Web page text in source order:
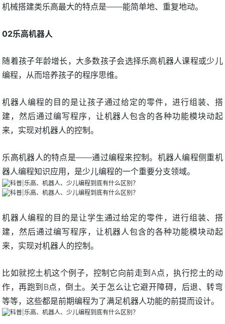
机械搭建类乐高最大的特点是——能简单地、重复地动。
02乐高机器人
随着孩子年龄增长，大多数孩子会选择乐高机器人课程或少儿
编程，从而培养孩子的程序思维。
机器人编程的目的是让孩子通过给定的零件，进行组装、搭
建，然后通过编写程序，让机器人包含的各种功能模块动起
来，实现对机器人的控制。
乐高机器人的特点是——通过编程来控制。机器人编程侧重机
器人编程知识应用，是少儿编程的一个重要分支领域。
机器人编程的目的是让学生通过给定的零件，进行组装、搭
建，然后通过编写程序，让机器人包含的各种功能模块动起
来，实现对机器人的控制。
比如就挖土机这个例子，控制它向前走到A点，执行挖土的动
作，再跑到B点，倒土。关于怎么让它避开障碍，后退、转弯
等等，这些都是前期编程为了满足机器人功能的前提而设计。